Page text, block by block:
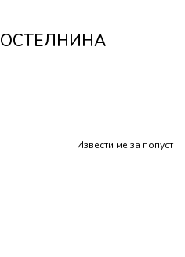
Извести ме за попуст